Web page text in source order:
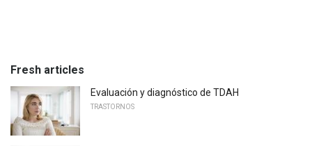
Fresh articles
Evaluación y diagnóstico de TDAH
TRASTORNOS